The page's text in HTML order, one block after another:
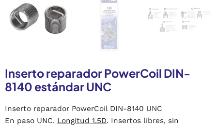
Inserto reparador PowerCoil DIN-
8140 estándar UNC
Inserto reparador PowerCoil DIN-8140 UNC
En paso UNC. Longitud 1.5D. Insertos libres, sin